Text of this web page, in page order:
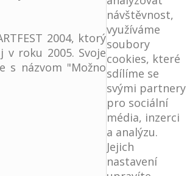
2004, ktorý
v roku 2005. Svoje
s názvom "Možno
návštěvnost,
využíváme
soubory
cookies, které
sdílíme se
svými partnery
pro sociální
média, inzerci
a analýzu.
Jejich
nastavení